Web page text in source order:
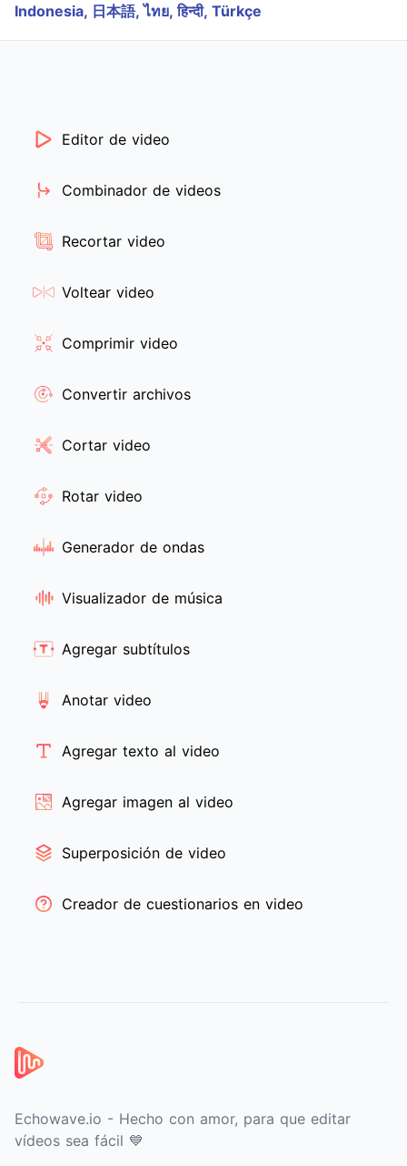
Indonesia, 日本語,ไทย,हिन्दी, Türkçe
Editor de video
Combinador de videos
Recortar video
Voltear video
Comprimir video
Convertir archivos
Cortar video
Rotar video
Generador de ondas
Visualizador de música
Agregar subtítulos
Anotar video
Agregar texto al video
Agregar imagen al video
Superposición de video
Creador de cuestionarios en video
Echowave.io - Hecho con amor, para que editar
vídeos sea fácil 💙